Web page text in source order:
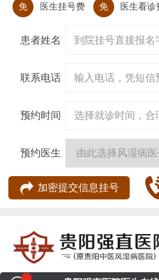
免 医生挂号费 免 医生看诊
患者姓名
联系电话
预约时间
预约医生